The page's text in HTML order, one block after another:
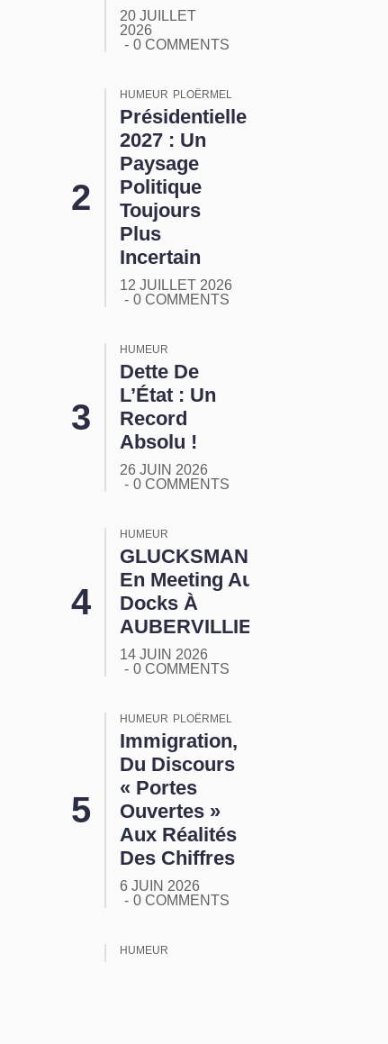
20 JUILLET
2026
0 COMMENTS
HUMEUR PLOËRMEL
Présidentielle
2027 : Un
Paysage
Politique
Toujours
Plus
Incertain
12 JUILLET 2026
0 COMMENTS
HUMEUR
Dette De
L’État : Un
Record
Absolu !
26 JUIN 2026
0 COMMENTS
HUMEUR
GLUCKSMANN
En Meeting Aux
Docks À
AUBERVILLIERS
14 JUIN 2026
0 COMMENTS
HUMEUR PLOËRMEL
Immigration,
Du Discours
« Portes
Ouvertes »
Aux Réalités
Des Chiffres
6 JUIN 2026
0 COMMENTS
HUMEUR